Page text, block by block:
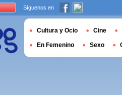
Síguenos en
Cultura y Ocio Cine
En Femenino Sexo